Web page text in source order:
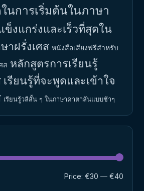
นการเริ่มต้นในภาษา
ข็งแกร่งและเร็วที่สุดใน
าฝรั่งเศส หนังสือเสียงฟรีสำหรับ
ส หลักสูตรการเรียนรู้
เรียนรู้ที่จะพูดและเข้าใจ
เรียนรู้วลีสั้น ๆ ในภาษาคาตาลันแบบช้าๆ
Price: €30 — €40